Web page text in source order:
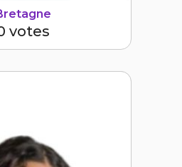
votes